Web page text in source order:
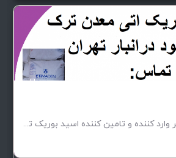
شرکت کیا تجارت مهر وارد کننده و تامین کننده اسید بوریک ترک و اسید بوریک آرژانتین آماده همکاری با تولید…